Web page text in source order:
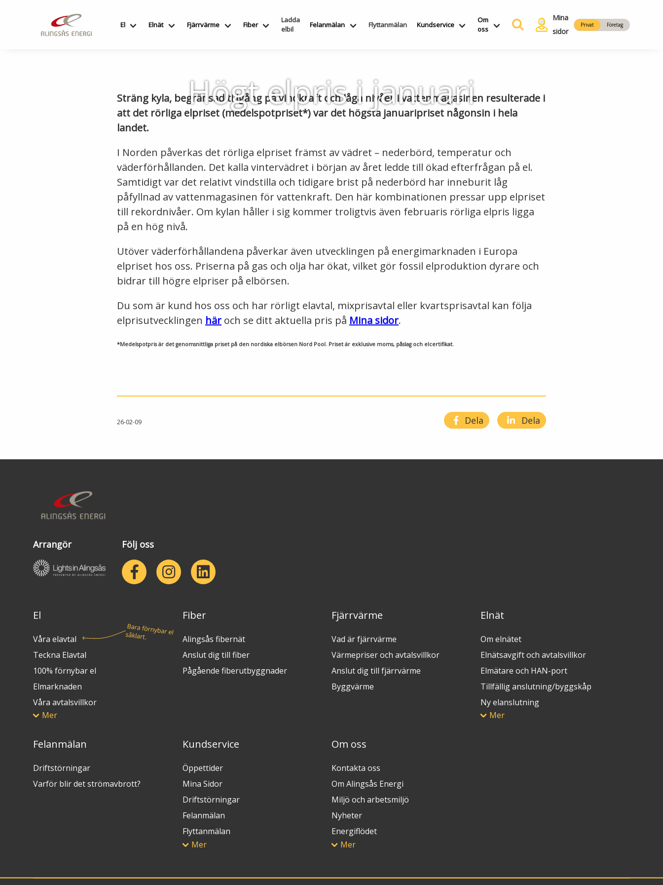
El Elnät Fjärrvärme Fiber
Ladda
elbil
Felanmälan Flyttanmälan Kundservice
Om
oss
Mina
sidor
Privat Företag
Högt elpris i januari
Sträng kyla, begränsad tillgång på vindkraft och låga nivåer i vattenmagasinen resulterade i
att det rörliga elpriset (medelspotpriset*) var det högsta januaripriset någonsin i hela
landet.
I Norden påverkas det rörliga elpriset främst av vädret – nederbörd, temperatur och
väderförhållanden. Det kalla vintervädret i början av året ledde till ökad efterfrågan på el.
Samtidigt var det relativt vindstilla och tidigare brist på nederbörd har inneburit låg
påfyllnad av vattenmagasinen för vattenkraft. Den här kombinationen pressar upp elpriset
till rekordnivåer. Om kylan håller i sig kommer troligtvis även februaris rörliga elpris ligga
på en hög nivå.
Utöver väderförhållandena påverkar även utvecklingen på energimarknaden i Europa
elpriset hos oss. Priserna på gas och olja har ökat, vilket gör fossil elproduktion dyrare och
bidrar till högre elpriser på elbörsen.
Du som är kund hos oss och har rörligt elavtal, mixprisavtal eller kvartsprisavtal kan följa
elprisutvecklingen här och se ditt aktuella pris på Mina sidor.
*Medelspotpris är det genomsnittliga priset på den nordiska elbörsen Nord Pool. Priset är exklusive moms, påslag och elcertifikat.
26-02-09 Dela Dela
Arrangör Följ oss
El
Våra elavtal
Teckna Elavtal
100% förnybar el
Elmarknaden
Våra avtalsvillkor
Mer
Fiber
Alingsås fibernät
Anslut dig till fiber
Pågående fiberutbyggnader
Fjärrvärme
Vad är fjärrvärme
Värmepriser och avtalsvillkor
Anslut dig till fjärrvärme
Byggvärme
Elnät
Om elnätet
Elnätsavgift och avtalsvillkor
Elmätare och HAN-port
Tillfällig anslutning/byggskåp
Ny elanslutning
Mer
Felanmälan
Driftstörningar
Varför blir det strömavbrott?
Kundservice
Öppettider
Mina Sidor
Driftstörningar
Felanmälan
Flyttanmälan
Mer
Om oss
Kontakta oss
Om Alingsås Energi
Miljö och arbetsmiljö
Nyheter
Energiflödet
Mer